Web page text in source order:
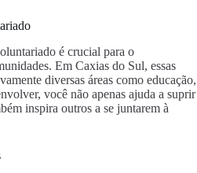
é crucial para o
Em Caxias do Sul, essas
diversas áreas como educação,
você não apenas ajuda a suprir
inspira outros a se juntarem à